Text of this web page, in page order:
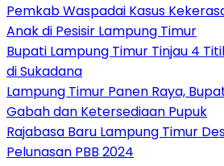
Pemkab Waspadai Kasus
Anak di Pesisir Lampung Timur
Bupati Lampung Timur Tinjau 4
di Sukadana
Lampung Timur Panen Raya,
Gabah dan Ketersediaan Pupuk
Rajabasa Baru Lampung Timur
Pelunasan PBB 2024